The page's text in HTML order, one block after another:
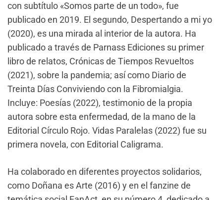
con subtítulo «Somos parte de un todo», fue
publicado en 2019. El segundo, Despertando a mi yo
(2020), es una mirada al interior de la autora. Ha
publicado a través de Parnass Ediciones su primer
libro de relatos, Crónicas de Tiempos Revueltos
(2021), sobre la pandemia; así como Diario de
Treinta Días Conviviendo con la Fibromialgia.
Incluye: Poesías (2022), testimonio de la propia
autora sobre esta enfermedad, de la mano de la
Editorial Círculo Rojo. Vidas Paralelas (2022) fue su
primera novela, con Editorial Caligrama.
Ha colaborado en diferentes proyectos solidarios,
como Doñana es Arte (2016) y en el fanzine de